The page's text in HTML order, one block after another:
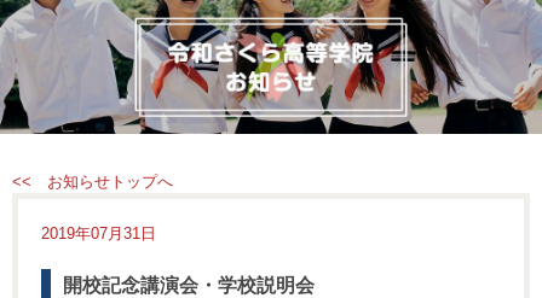
<< お知らせトップへ
2019年07月31日
開校記念講演会・学校説明会